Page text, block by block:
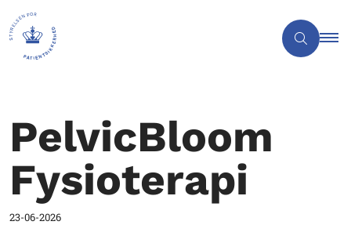
PelvicBloom
Fysioterapi
23-06-2026